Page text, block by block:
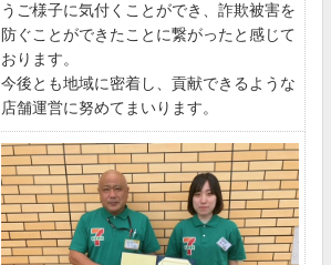
うご様子に気付くことができ、詐欺被害を
防ぐことができたことに繋がったと感じて
おります。
今後とも地域に密着し、貢献できるような
店舗運営に努めてまいります。